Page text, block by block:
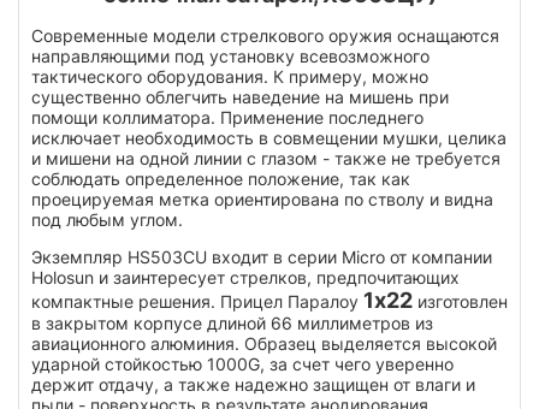
Современные модели стрелкового оружия оснащаются
направляющими под установку всевозможного
тактического оборудования. К примеру, можно
существенно облегчить наведение на мишень при
помощи коллиматора. Применение последнего
исключает необходимость в совмещении мушки, целика
и мишени на одной линии с глазом - также не требуется
соблюдать определенное положение, так как
проецируемая метка ориентирована по стволу и видна
под любым углом.
Экземпляр HS503CU входит в серии Micro от компании
Holosun и заинтересует стрелков, предпочитающих
компактные решения. Прицел Паралоу 1х22 изготовлен
в закрытом корпусе длиной 66 миллиметров из
авиационного алюминия. Образец выделяется высокой
ударной стойкостью 1000G, за счет чего уверенно
держит отдачу, а также надежно защищен от влаги и
пыли - поверхность в результате анодирования